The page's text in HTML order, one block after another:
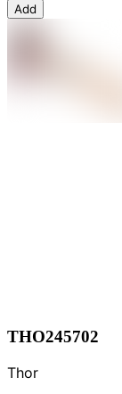
Add
THO245702
Thor